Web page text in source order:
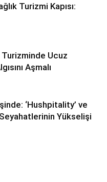
Turizmi Kapısı:
Turizminde Ucuz
Aşmalı
‘Hushpitality’ ve
Yükselişi